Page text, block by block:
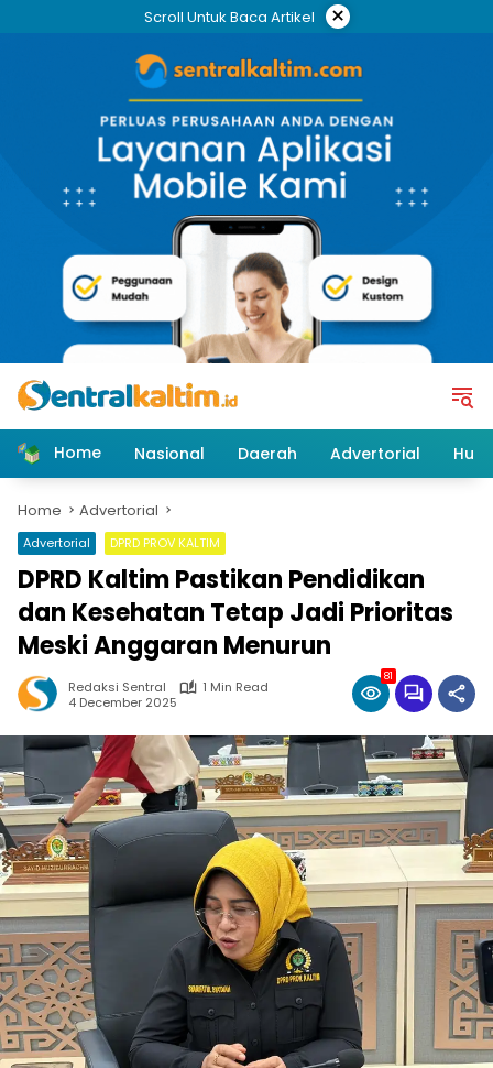
Scroll Untuk Baca Artikel ×
Home Nasional Daerah Advertorial
Home Advertorial
Advertorial DPRD PROV KALTIM
DPRD Kaltim Pastikan Pendidikan
dan Kesehatan Tetap Jadi Prioritas
Meski Anggaran Menurun
Redaksi Sentral
1 Min Read
4 December 2025
81